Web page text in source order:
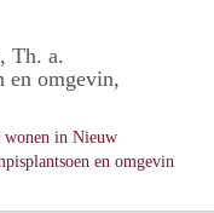
Th. a.
en omgevin,
in Nieuw
en omgevin